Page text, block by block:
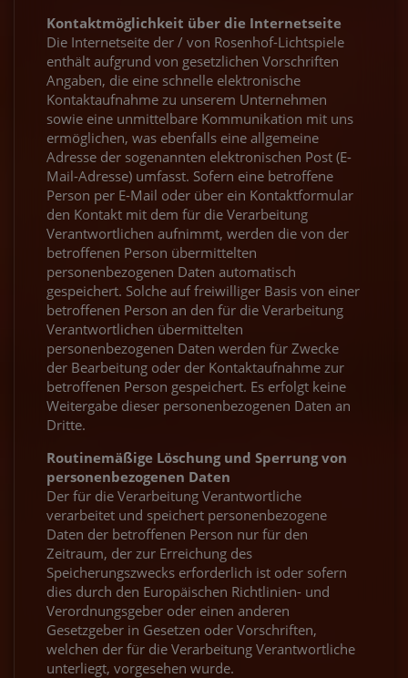
Kontaktmöglichkeit über die Internetseite
Die Internetseite der / von Rosenhof-Lichtspiele
enthält aufgrund von gesetzlichen Vorschriften
Angaben, die eine schnelle elektronische
Kontaktaufnahme zu unserem Unternehmen
sowie eine unmittelbare Kommunikation mit uns
ermöglichen, was ebenfalls eine allgemeine
Adresse der sogenannten elektronischen Post (E-
Mail-Adresse) umfasst. Sofern eine betroffene
Person per E-Mail oder über ein Kontaktformular
den Kontakt mit dem für die Verarbeitung
Verantwortlichen aufnimmt, werden die von der
betroffenen Person übermittelten
personenbezogenen Daten automatisch
gespeichert. Solche auf freiwilliger Basis von einer
betroffenen Person an den für die Verarbeitung
Verantwortlichen übermittelten
personenbezogenen Daten werden für Zwecke
der Bearbeitung oder der Kontaktaufnahme zur
betroffenen Person gespeichert. Es erfolgt keine
Weitergabe dieser personenbezogenen Daten an
Dritte.
Routinemäßige Löschung und Sperrung von
personenbezogenen Daten
Der für die Verarbeitung Verantwortliche
verarbeitet und speichert personenbezogene
Daten der betroffenen Person nur für den
Zeitraum, der zur Erreichung des
Speicherungszwecks erforderlich ist oder sofern
dies durch den Europäischen Richtlinien- und
Verordnungsgeber oder einen anderen
Gesetzgeber in Gesetzen oder Vorschriften,
welchen der für die Verarbeitung Verantwortliche
unterliegt, vorgesehen wurde.